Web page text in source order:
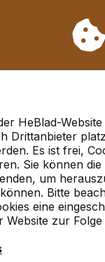
Woche 33 nicht.
HeBlad-
Drittanbieter
Es ist frei,
Sie können
um
Bitte
eine
Website zur
verkauft